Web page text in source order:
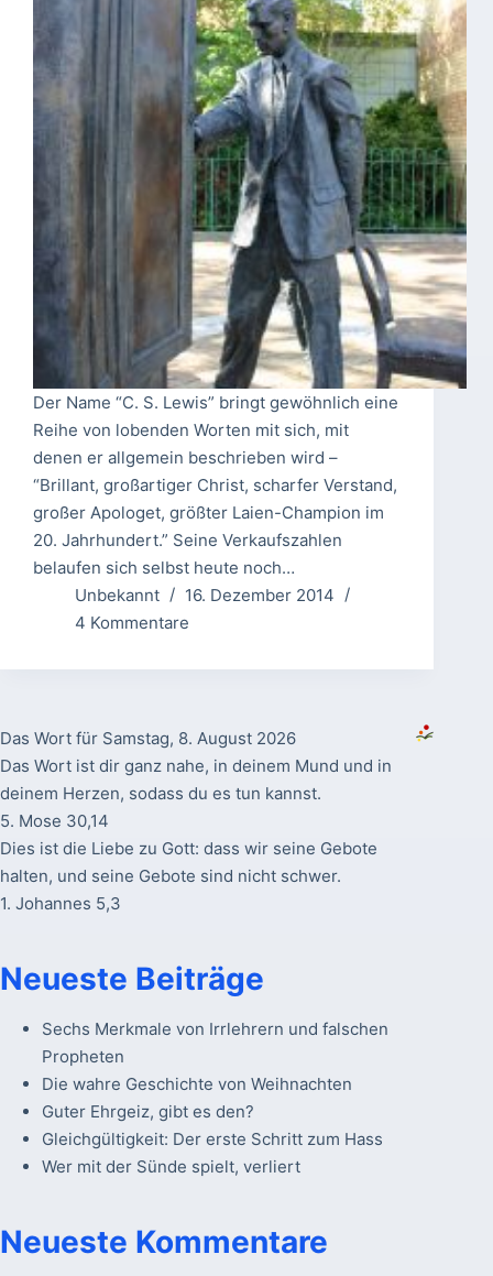
Der Name “C. S. Lewis” bringt gewöhnlich eine
Reihe von lobenden Worten mit sich, mit
denen er allgemein beschrieben wird –
“Brillant, großartiger Christ, scharfer Verstand,
großer Apologet, größter Laien-Champion im
20. Jahrhundert.” Seine Verkaufszahlen
belaufen sich selbst heute noch…
Unbekannt
16. Dezember 2014
4 Kommentare
Das Wort für Samstag, 8. August 2026
Das Wort ist dir ganz nahe, in deinem Mund und in
deinem Herzen, sodass du es tun kannst.
5. Mose 30,14
Dies ist die Liebe zu Gott: dass wir seine Gebote
halten, und seine Gebote sind nicht schwer.
1. Johannes 5,3
Neueste Beiträge
Sechs Merkmale von Irrlehrern und falschen
Propheten
Die wahre Geschichte von Weihnachten
Guter Ehrgeiz, gibt es den?
Gleichgültigkeit: Der erste Schritt zum Hass
Wer mit der Sünde spielt, verliert
Neueste Kommentare